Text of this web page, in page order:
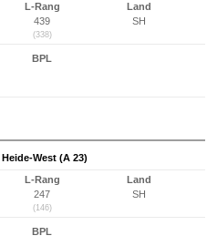
L-Rang
439
(338)
Land
SH
BPL
West (A 23)
L-Rang
247
(146)
Land
SH
BPL